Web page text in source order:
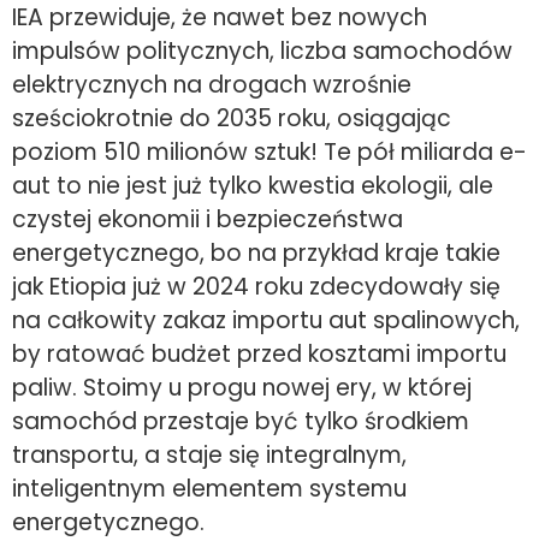
IEA przewiduje, że nawet bez nowych
impulsów politycznych, liczba samochodów
elektrycznych na drogach wzrośnie
sześciokrotnie do 2035 roku, osiągając
poziom 510 milionów sztuk! Te pół miliarda e-
aut to nie jest już tylko kwestia ekologii, ale
czystej ekonomii i bezpieczeństwa
energetycznego, bo na przykład kraje takie
jak Etiopia już w 2024 roku zdecydowały się
na całkowity zakaz importu aut spalinowych,
by ratować budżet przed kosztami importu
paliw. Stoimy u progu nowej ery, w której
samochód przestaje być tylko środkiem
transportu, a staje się integralnym,
inteligentnym elementem systemu
energetycznego.